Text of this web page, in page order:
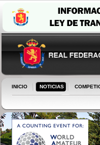
INICIO NOTICIAS